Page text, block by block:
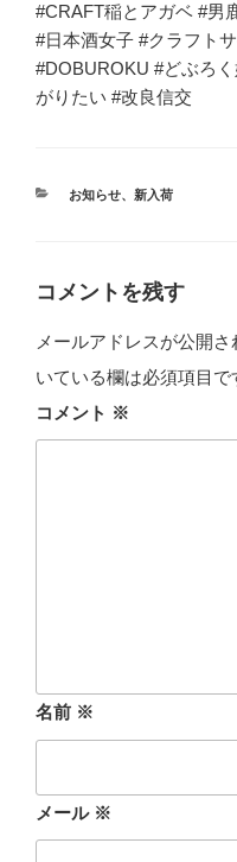
#CRAFT稲とアガベ #男
#日本酒女子 #クラフト
#DOBUROKU #どぶろ
がりたい #改良信交
カ
お知らせ、 新入荷
コメントを残す
メールアドレスが公開さ
いている欄は必須項目で
コメント ※
名前 ※
メール ※